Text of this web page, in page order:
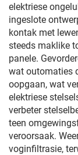
elektriese
ingeslote
kontak met
steeds maklike
panele.
wat outomaties
oopgaan, wat
elektriese
verbeter
teen
veroorsaak.
voginfiltrasie,